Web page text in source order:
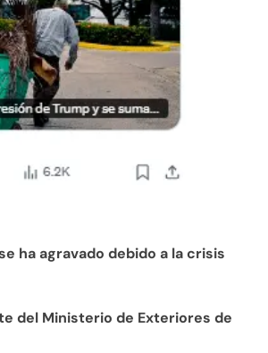
ha agravado debido a la crisis
del Ministerio de Exteriores de